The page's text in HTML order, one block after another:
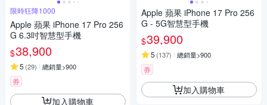
限時狂降1000
Apple 蘋果 iPhone 17 Pro 256
G 6.3吋智慧型手機
$38,900
5 (29) 總銷量>900
券
加入購物車
Apple 蘋果 iPhone 17 Pro 256
G - 5G智慧型手機
$39,900
5 (137) 總銷量>900
券
加入購物車